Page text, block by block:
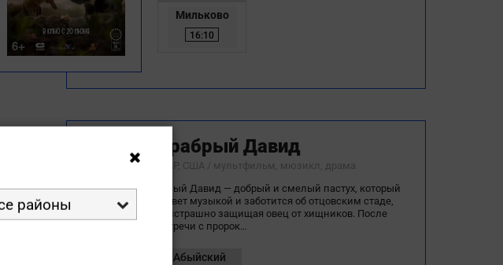
Мильково
16:10
Храбрый Давид
ЮАР, США / мультфильм, мюзикл, драма
Юный Давид — добрый и смелый пастух, который
живет музыкой и заботится об отцовским стаде,
бесстрашно защищая овец от хищников. После
встречи с пророк…
Абыйский

